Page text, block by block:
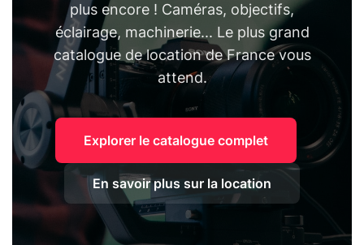
plus encore ! Caméras, objectifs,
éclairage, machinerie... Le plus grand
catalogue de location de France vous
attend.
Explorer le catalogue complet
En savoir plus sur la location